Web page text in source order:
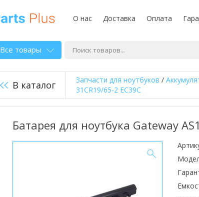
О нас Доставка Оплата
Все товары
В каталог Запчасти для ноутбуков /
31CR19/65-2 EC39C
Батарея для ноутбука Gateway